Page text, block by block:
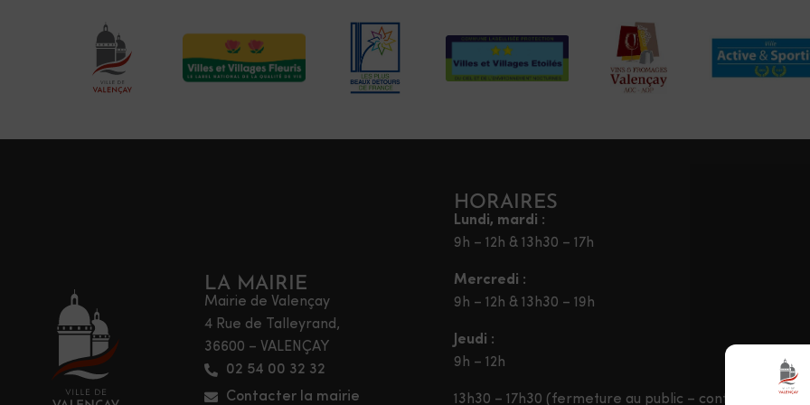
LA MAIRIE
Mairie de Valençay
4 Rue de Talleyrand,
36600 – VALENÇAY
02 54 00 32 32
Contacter la mairie
HORAIRES
Lundi, mardi :
9h – 12h & 13h30 – 17h
Mercredi :
9h – 12h & 13h30 – 19h
Jeudi :
9h – 12h
13h30 – 17h30 (fermeture au public – contact